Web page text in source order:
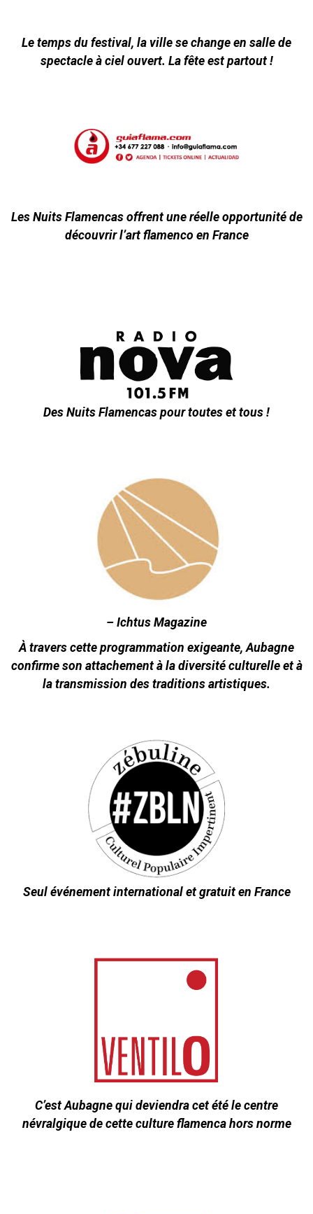
Le temps du festival, la ville se change en salle de
spectacle à ciel ouvert. La fête est partout !
Les Nuits Flamencas offrent une réelle opportunité de
découvrir l’art flamenco en France
Des Nuits Flamencas pour toutes et tous !
– Ichtus Magazine
À travers cette programmation exigeante, Aubagne
confirme son attachement à la diversité culturelle et à
la transmission des traditions artistiques.
Seul événement international et gratuit en France
C’est Aubagne qui deviendra cet été le centre
névralgique de cette culture flamenca hors norme